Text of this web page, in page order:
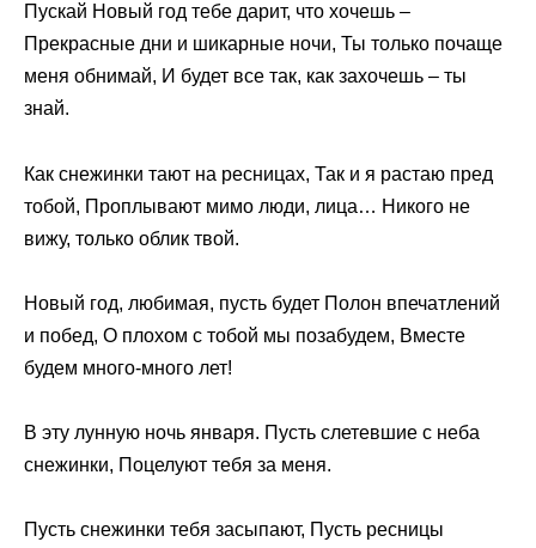
Пускай Новый год тебе дарит, что хочешь –
Прекрасные дни и шикарные ночи, Ты только почаще
меня обнимай, И будет все так, как захочешь – ты
знай.
Как снежинки тают на ресницах, Так и я растаю пред
тобой, Проплывают мимо люди, лица… Никого не
вижу, только облик твой.
Новый год, любимая, пусть будет Полон впечатлений
и побед, О плохом с тобой мы позабудем, Вместе
будем много-много лет!
В эту лунную ночь января. Пусть слетевшие с неба
снежинки, Поцелуют тебя за меня.
Пусть снежинки тебя засыпают, Пусть ресницы